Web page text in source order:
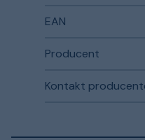
EAN
Producent
Kontakt